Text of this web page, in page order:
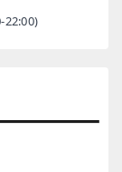
22:00)